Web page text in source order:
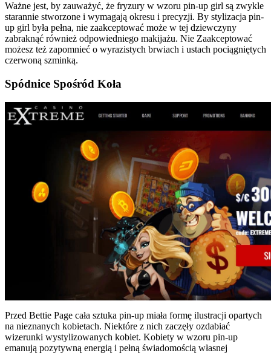
Ważne jest, by zauważyć, że fryzury w wzoru pin-up girl są zwykle
starannie stworzone i wymagają okresu i precyzji. By stylizacja pin-
up girl była pełna, nie zaakceptować może w tej dziewczyny
zabraknąć również odpowiedniego makijażu. Nie Zaakceptować
możesz też zapomnieć o wyrazistych brwiach i ustach pociągniętych
czerwoną szminką.
Spódnice Spośród Koła
Przed Bettie Page cała sztuka pin-up miała formę ilustracji opartych
na nieznanych kobietach. Niektóre z nich zaczęły ozdabiać
wizerunki wystylizowanych kobiet. Kobiety w wzoru pin-up
emanują pozytywną energią i pełną świadomością własnej